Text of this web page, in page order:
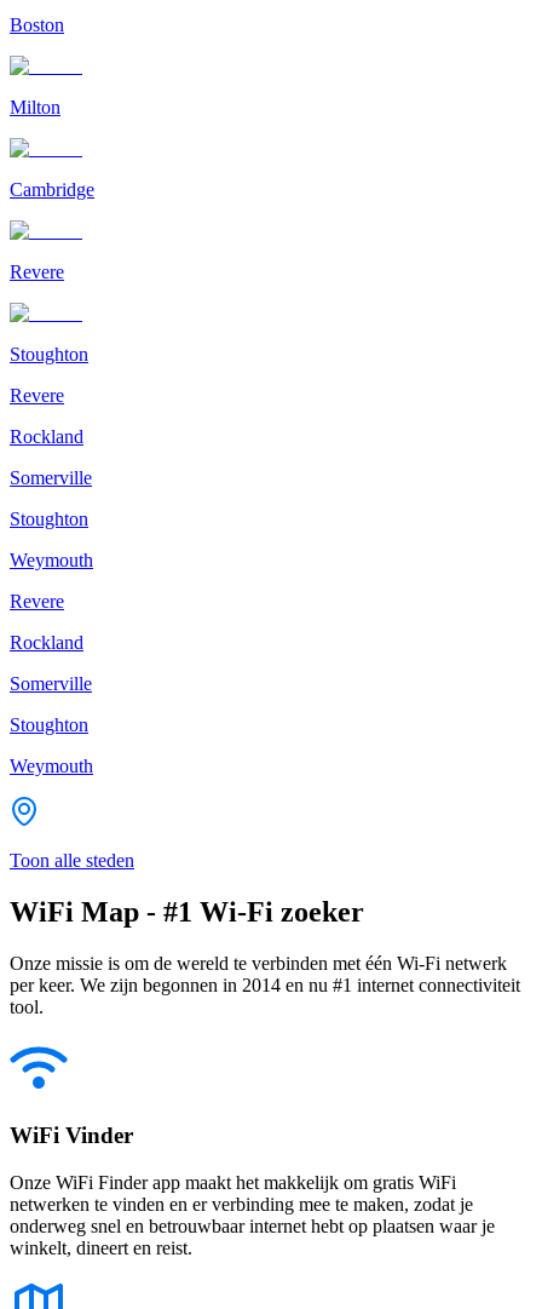
Boston
Milton
Cambridge
Revere
Stoughton
Revere
Rockland
Somerville
Stoughton
Weymouth
Revere
Rockland
Somerville
Stoughton
Weymouth
Toon alle steden
WiFi Map - #1 Wi-Fi zoeker
Onze missie is om de wereld te verbinden met één Wi-Fi netwerk
per keer. We zijn begonnen in 2014 en nu #1 internet connectiviteit
tool.
WiFi Vinder
Onze WiFi Finder app maakt het makkelijk om gratis WiFi
netwerken te vinden en er verbinding mee te maken, zodat je
onderweg snel en betrouwbaar internet hebt op plaatsen waar je
winkelt, dineert en reist.